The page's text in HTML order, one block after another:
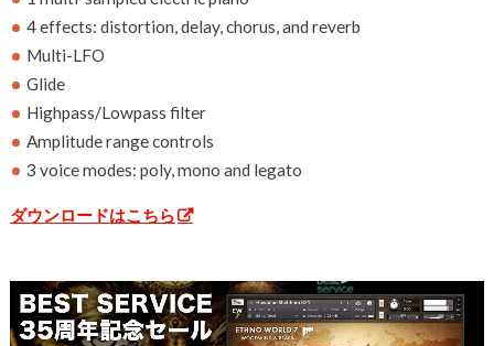
4 effects: distortion, delay, chorus, and reverb
Multi-LFO
Glide
Highpass/Lowpass filter
Amplitude range controls
3 voice modes: poly, mono and legato
ダウンロードはこちら